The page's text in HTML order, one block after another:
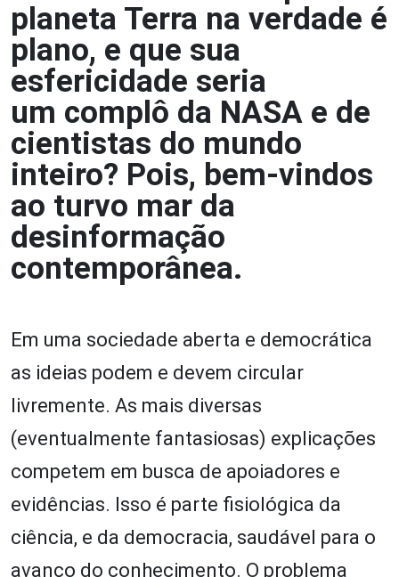
planeta Terra na verdade é
plano, e que sua
esfericidade seria
um complô da NASA e de
cientistas do mundo
inteiro? Pois, bem-vindos
ao turvo mar da
desinformação
contemporânea.
Em uma sociedade aberta e democrática
as ideias podem e devem circular
livremente. As mais diversas
(eventualmente fantasiosas) explicações
competem em busca de apoiadores e
evidências. Isso é parte fisiológica da
ciência, e da democracia, saudável para o
avanço do conhecimento. O problema